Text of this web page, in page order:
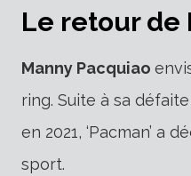
Le retour de
Manny Pacquiao
ring. Suite à sa
en 2021, ‘Pacman’ a
sport.